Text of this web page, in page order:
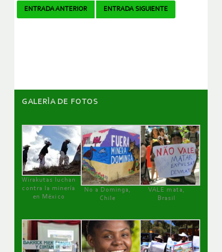
Navegador
ENTRADA ANTERIOR ENTRADA SIGUIENTE
GALERÌA DE FOTOS
Wirakutas luchan
contra la minería
en México
No a Dominga,
Chile
VALE mata,
Brasil